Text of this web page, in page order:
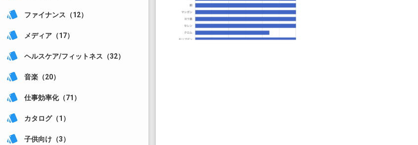
style ファイナンス（12）
style メディア（17）
style ヘルスケア/フィットネス（32）
style 音楽（20）
style 仕事効率化（71）
style カタログ（1）
style 子供向け（3）